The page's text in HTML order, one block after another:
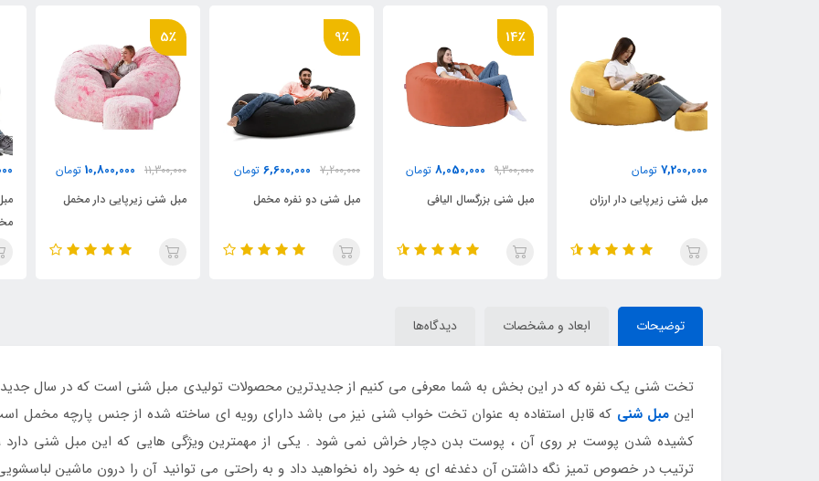
9,300,000
مبل شنی بزرگسال الیافی
7,200,000
6,600,000
مبل شنی دو نفره مخمل
11,300,000
10,800,000
مبل شنی زیرپایی دار مخمل
6,940,000 تومان
مبل شنی یک نفره با رویه
توضیحات ابعاد و مشخصات دیدگاه‌ها
تخت شنی یک نفره که در این بخش به شما معرفی می کنیم از جدیدترین محصولات تولیدی مبل شنی است که در سال جدید
این مبل شنی که قابل استفاده به عنوان تخت خواب شنی نیز می باشد دارای رویه ای ساخته شده از جنس پارچه مخمل
کشیده شدن پوست بر روی آن ، پوست بدن دچار خراش نمی شود . یکی از مهمترین ویژگی هایی که این مبل شنی دارد
ترتیب در خصوص تمیز نگه داشتن آن دغدغه ای به خود راه نخواهید داد و به راحتی می توانید آن را درون ماشین